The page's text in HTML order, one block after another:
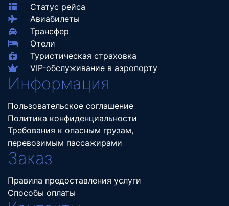
Статус рейса
Авиабилеты
Трансфер
Отели
Туристическая страховка
VIP-обслуживание в аэропорту
Информация
Пользовательское соглашение
Политика конфиденциальности
Требования к опасным грузам,
перевозимым пассажирами
Заказ
Правила предоставления услуги
Способы оплаты